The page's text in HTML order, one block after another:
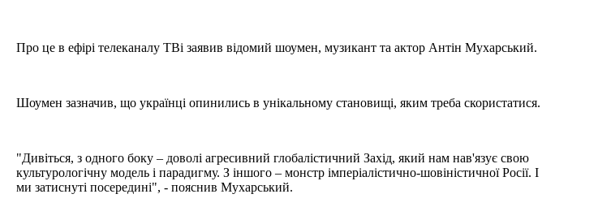
Про це в ефірі телеканалу ТВі заявив відомий шоумен, музикант та актор Антін Мухарський.
Шоумен зазначив, що українці опинились в унікальному становищі, яким треба скористатися.
"Дивіться, з одного боку – доволі агресивний глобалістичний Захід, який нам нав'язує свою
культурологічну модель і парадигму. З іншого – монстр імперіалістично-шовіністичної Росії. І
ми затиснуті посередині", - пояснив Мухарський.